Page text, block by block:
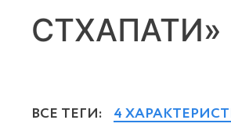
СТХАПАТИ»
ВСЕ ТЕГИ:
4